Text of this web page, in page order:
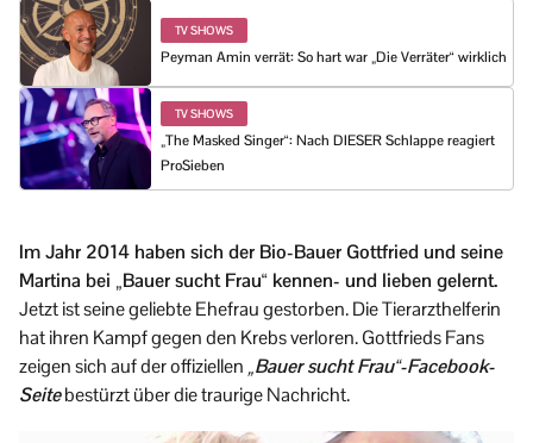
TV SHOWS
Peyman Amin verrät: So hart war „Die Verräter“ wirklich
TV SHOWS
„The Masked Singer“: Nach DIESER Schlappe reagiert
ProSieben
Im Jahr 2014 haben sich der Bio-Bauer Gottfried und seine
Martina bei „Bauer sucht Frau“ kennen- und lieben gelernt.
Jetzt ist seine geliebte Ehefrau gestorben. Die Tierarzthelferin
hat ihren Kampf gegen den Krebs verloren. Gottfrieds Fans
zeigen sich auf der offiziellen „Bauer sucht Frau“-Facebook-
Seitebestürzt über die traurige Nachricht.